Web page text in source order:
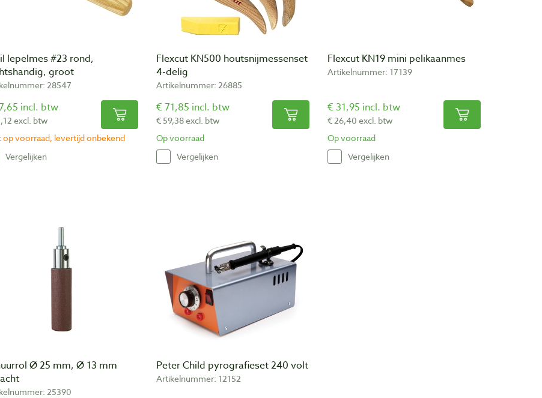
lepelmes #23 rond,
groot
28547
incl. btw
excl. btw
op voorraad, levertijd onbekend
Vergelijken
Flexcut KN500 houtsnijmessenset
4-delig
Artikelnummer: 26885
€ 71,85 incl. btw
€ 59,38 excl. btw
Op voorraad
Vergelijken
Flexcut KN19 mini pelikaanmes
Artikelnummer: 17139
€ 31,95 incl. btw
€ 26,40 excl. btw
Op voorraad
Vergelijken
Ø 25 mm, Ø 13 mm
25390
Peter Child pyrografieset 240 volt
Artikelnummer: 12152